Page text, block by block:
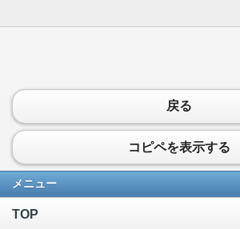
戻る
コピペを表示する
メニュー
TOP